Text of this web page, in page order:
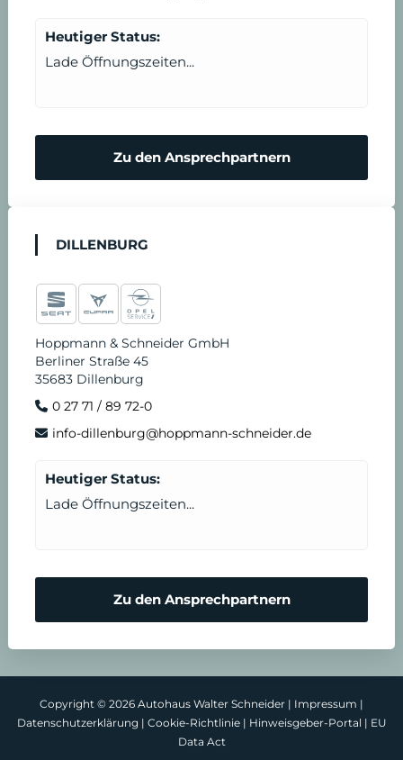
Heutiger Status:
Lade Öffnungszeiten...
Zu den Ansprechpartnern
DILLENBURG
Hoppmann & Schneider GmbH
Berliner Straße 45
35683 Dillenburg
0 27 71 / 89 72-0
info-dillenburg@hoppmann-schneider.de
Heutiger Status:
Lade Öffnungszeiten...
Zu den Ansprechpartnern
Copyright © 2026 Autohaus Walter Schneider | Impressum |
Datenschutzerklärung | Cookie-Richtlinie| Hinweisgeber-Portal | EU
Data Act